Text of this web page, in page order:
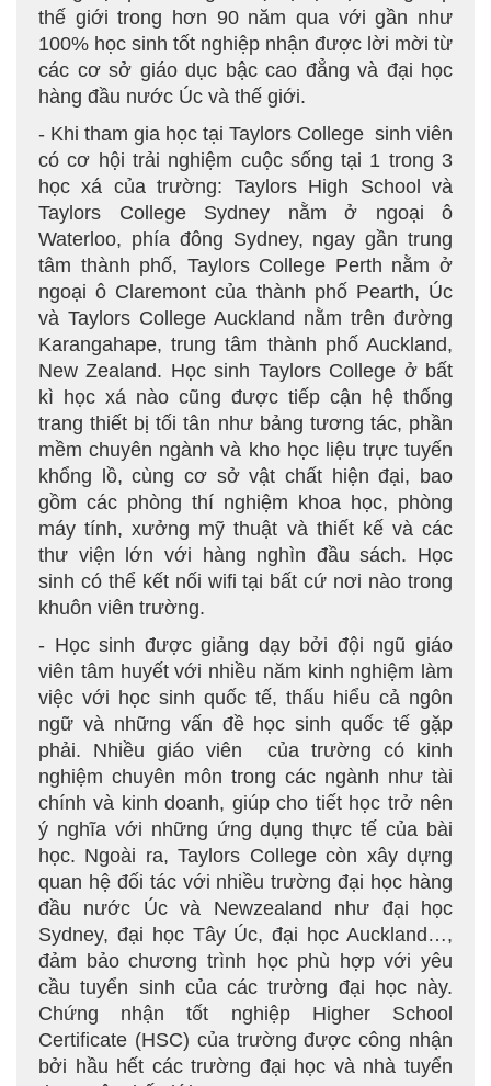
thế giới trong hơn 90 năm qua với gần như
100% học sinh tốt nghiệp nhận được lời mời từ
các cơ sở giáo dục bậc cao đẳng và đại học
hàng đầu nước Úc và thế giới.
- Khi tham gia học tại Taylors College sinh viên
có cơ hội trải nghiệm cuộc sống tại 1 trong 3
học xá của trường: Taylors High School và
Taylors College Sydney nằm ở ngoại ô
Waterloo, phía đông Sydney, ngay gần trung
tâm thành phố, Taylors College Perth nằm ở
ngoại ô Claremont của thành phố Pearth, Úc
và Taylors College Auckland nằm trên đường
Karangahape, trung tâm thành phố Auckland,
New Zealand. Học sinh Taylors College ở bất
kì học xá nào cũng được tiếp cận hệ thống
trang thiết bị tối tân như bảng tương tác, phần
mềm chuyên ngành và kho học liệu trực tuyến
khổng lồ, cùng cơ sở vật chất hiện đại, bao
gồm các phòng thí nghiệm khoa học, phòng
máy tính, xưởng mỹ thuật và thiết kế và các
thư viện lớn với hàng nghìn đầu sách. Học
sinh có thể kết nối wifi tại bất cứ nơi nào trong
khuôn viên trường.
- Học sinh được giảng dạy bởi đội ngũ giáo
viên tâm huyết với nhiều năm kinh nghiệm làm
việc với học sinh quốc tế, thấu hiểu cả ngôn
ngữ và những vấn đề học sinh quốc tế gặp
phải. Nhiều giáo viên của trường có kinh
nghiệm chuyên môn trong các ngành như tài
chính và kinh doanh, giúp cho tiết học trở nên
ý nghĩa với những ứng dụng thực tế của bài
học. Ngoài ra, Taylors College còn xây dựng
quan hệ đối tác với nhiều trường đại học hàng
đầu nước Úc và Newzealand như đại học
Sydney, đại học Tây Úc, đại học Auckland…,
đảm bảo chương trình học phù hợp với yêu
cầu tuyển sinh của các trường đại học này.
Chứng nhận tốt nghiệp Higher School
Certificate (HSC) của trường được công nhận
bởi hầu hết các trường đại học và nhà tuyển